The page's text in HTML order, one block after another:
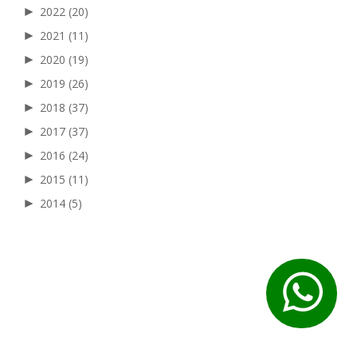
► 2022 (20)
► 2021 (11)
► 2020 (19)
► 2019 (26)
► 2018 (37)
► 2017 (37)
► 2016 (24)
► 2015 (11)
► 2014 (5)